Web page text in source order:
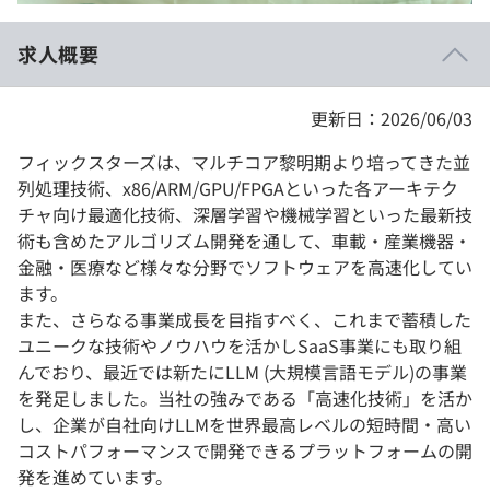
法人向けプラン
求人概要
更新日：2026/06/03
フィックスターズは、マルチコア黎明期より培ってきた並
列処理技術、x86/ARM/GPU/FPGAといった各アーキテク
チャ向け最適化技術、深層学習や機械学習といった最新技
術も含めたアルゴリズム開発を通して、車載・産業機器・
金融・医療など様々な分野でソフトウェアを高速化してい
ます。
また、さらなる事業成長を目指すべく、これまで蓄積した
ユニークな技術やノウハウを活かしSaaS事業にも取り組
んでおり、最近では新たにLLM (大規模言語モデル)の事業
を発足しました。当社の強みである「高速化技術」を活か
し、企業が自社向けLLMを世界最高レベルの短時間・高い
コストパフォーマンスで開発できるプラットフォームの開
発を進めています。